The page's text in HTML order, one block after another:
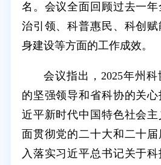
名。会议全面回顾过去一
治引领、科普惠民、科创
身建设等方面的工作成效。
会议指出，2025年州
的坚强领导和省科协的关
近平新时代中国特色社会
面贯彻党的二十大和二十
入落实习近平总书记关于